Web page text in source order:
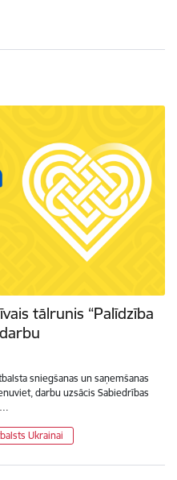
tālrunis “Palīdzība
sniegšanas un saņemšanas
darbu uzsācis Sabiedrības
Ukrainai